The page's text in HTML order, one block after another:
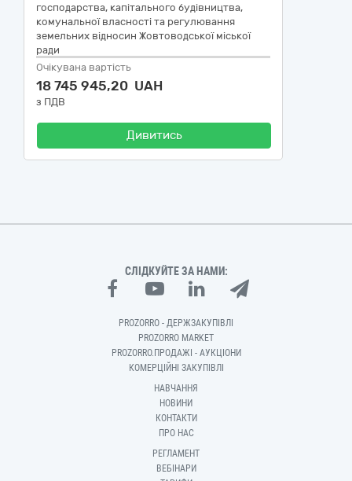
господарства, капітального будівництва,
комунальної власності та регулювання
земельних відносин Жовтоводської міської
ради
Очікувана вартість
18 745 945,20 UAH
з ПДВ
Дивитись
СЛІДКУЙТЕ ЗА НАМИ:
PROZORRO - ДЕРЖЗАКУПІВЛІ
PROZORRO MARKET
PROZORRO.ПРОДАЖІ - АУКЦІОНИ
КОМЕРЦІЙНІ ЗАКУПІВЛІ
НАВЧАННЯ
НОВИНИ
КОНТАКТИ
ПРО НАС
РЕГЛАМЕНТ
ВЕБІНАРИ